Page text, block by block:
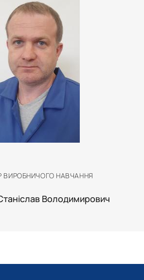
ВИРОБНИЧОГО НАВЧАННЯ
Володимирович